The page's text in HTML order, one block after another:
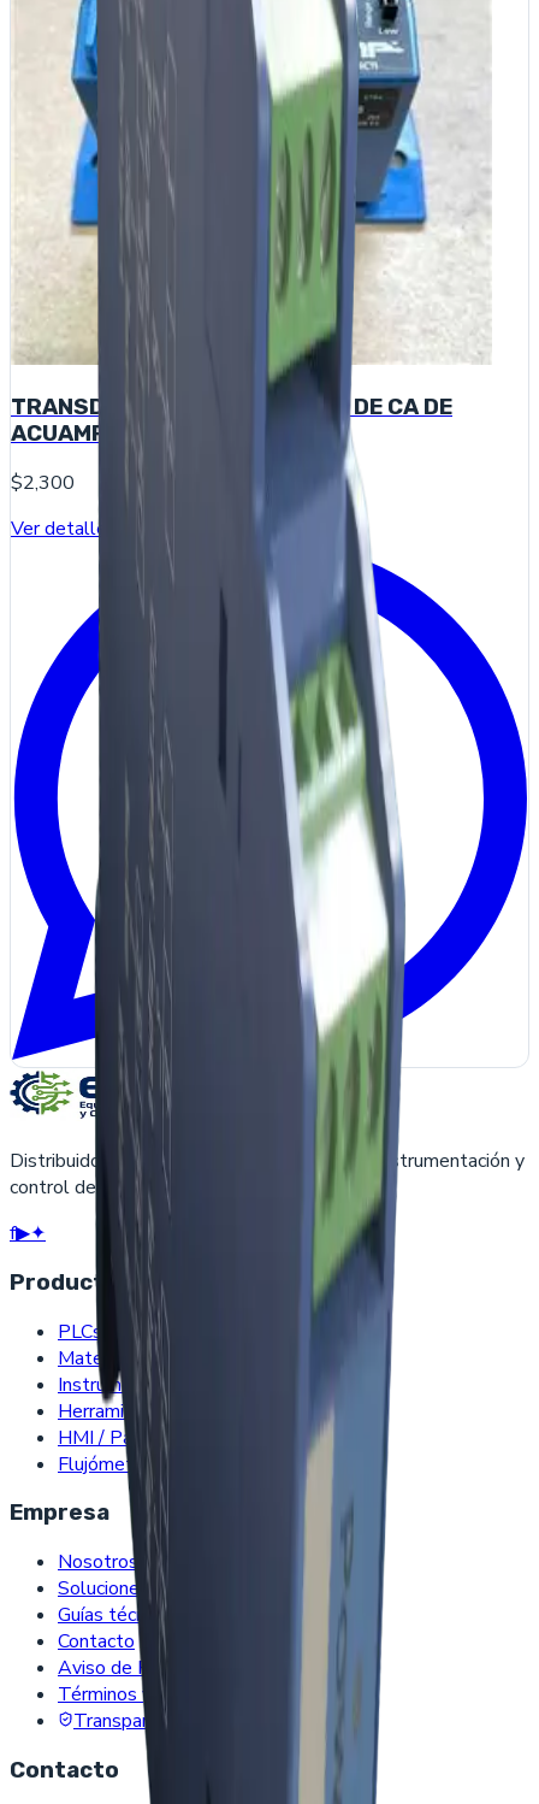
TRANSDUCTOR DE CORRIENTE DE CA DE
ACUAMP ACT200-42L-S
$2,300
Ver detalle
Distribuidores de automatización industrial, instrumentación y
control desde Guadalajara, México.
f▶✦
Productos
PLCs / Automatización
Material Eléctrico
Instrumentación
Herramientas
HMI / Pantallas
Flujómetros
Empresa
Nosotros
Soluciones
Guías técnicas
Contacto
Aviso de Privacidad
Términos y Condiciones
Transparencia Fiscal
Contacto